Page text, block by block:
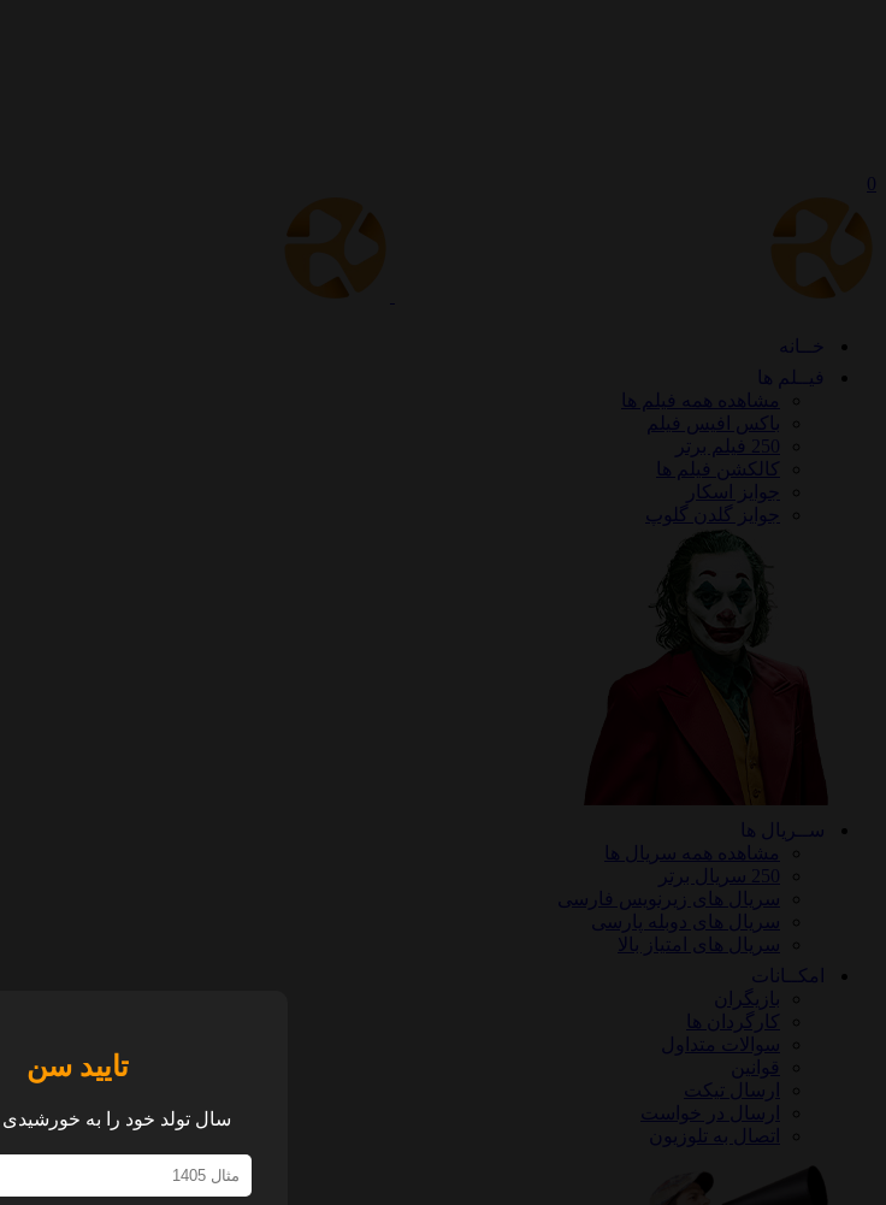
0
خــانه
فیــلم ها
مشاهده همه فیلم ها
باکس افیس فیلم
250 فیلم برتر
کالکشن فیلم ها
جوایز اسکار
جوایز گلدن گلوپ
ســریال ها
مشاهده همه سریال ها
250 سریال برتر
سریال های زیرنویس فارسی
سریال های دوبله پارسی
سریال های امتیاز بالا
امکــانات
بازیگران
کارگردان ها
سوالات متداول
قوانین
ارسال تیکت
ارسال در خواست
اتصال به تلوزیون
تایید سن
سال تولد خود را به خورشیدی